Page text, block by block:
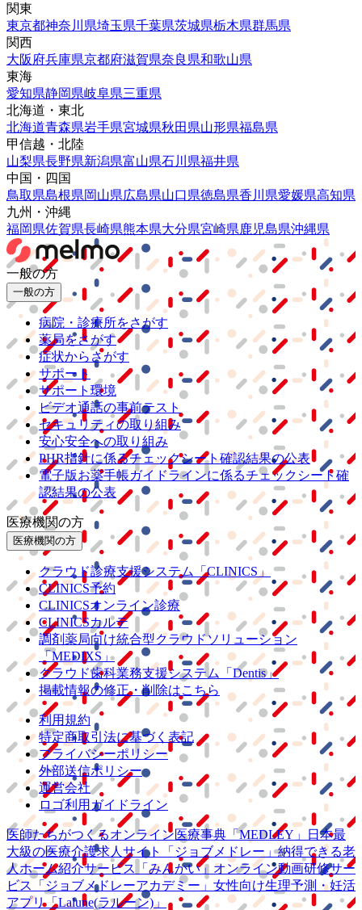
関東
東京都神奈川県埼玉県千葉県茨城県栃木県群馬県
関西
大阪府兵庫県京都府滋賀県奈良県和歌山県
東海
愛知県静岡県岐阜県三重県
北海道・東北
北海道青森県岩手県宮城県秋田県山形県福島県
甲信越・北陸
山梨県長野県新潟県富山県石川県福井県
中国・四国
鳥取県島根県岡山県広島県山口県徳島県香川県愛媛県高知県
九州・沖縄
福岡県佐賀県長崎県熊本県大分県宮崎県鹿児島県沖縄県
一般の方
一般の方
病院・診療所をさがす
薬局をさがす
症状からさがす
サポート
サポート環境
ビデオ通話の事前テスト
セキュリティの取り組み
安心安全への取り組み
PHR指針に係るチェックシート確認結果の公表
電子版お薬手帳ガイドラインに係るチェックシート確
認結果の公表
医療機関の方
医療機関の方
クラウド診療支援システム
「CLINICS」
CLINICS予約
CLINICSオンライン診療
CLINICSカルテ
調剤薬局向け統合型クラウドソリューション
「MEDIXS」
クラウド歯科業務支援システム
「Dentis」
掲載情報の修正・削除はこちら
利用規約
特定商取引法に基づく表記
プライバシーポリシー
外部送信ポリシー
運営会社
ロゴ利用ガイドライン
医師たちがつくるオンライン医療事典 「MEDLEY」
日本最
大級の医療介護求人サイト 「ジョブメドレー」納得できる老
人ホーム紹介サービス
「みんかい」 オンライン動画研修サー
ビス
「ジョブメドレーアカデミー」 女性向け生理予測・妊活
アプリ「Lalune(ラルーン)」